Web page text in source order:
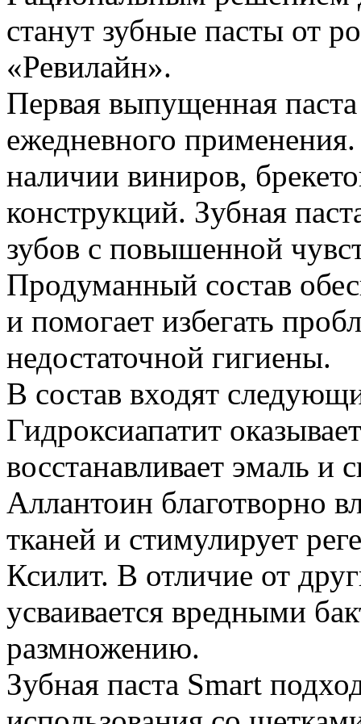
станут зубные пасты от
«Ревилайн».
Первая выпущенная
ежедневного
наличии виниров,
конструкций. Зубная
зубов с повышенной
Продуманный состав
и помогает избегать
недостаточной гигиены.
В состав входят
Гидроксиапатит
восстанавливает эмаль и
Аллантоин благотворно
тканей и стимулирует
Ксилит. В отличие от
усваивается вредными
размножению.
Зубная паста Smart